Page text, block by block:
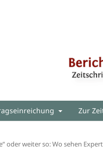
Zur
oder weiter so: Wo sehen